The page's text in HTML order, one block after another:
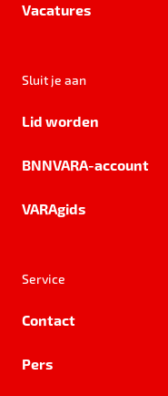
Vacatures
Sluit je aan
Lid worden
BNNVARA-account
VARAgids
Service
Contact
Pers